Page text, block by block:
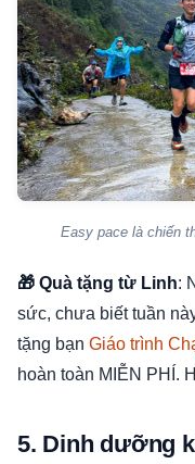
Easy pace là chiến
🎁 Quà tặng từ Linh:
sức, chưa biết tuần
tặng bạn Giáo trình
hoàn toàn MIỄN PHÍ.
5. Dinh dưỡng